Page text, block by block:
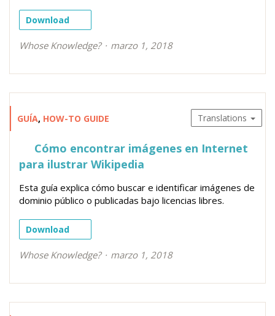
Download
Whose Knowledge? marzo 1, 2018
GUÍA, HOW-TO GUIDE Translations
Cómo encontrar imágenes en Internet
para ilustrar Wikipedia
Esta guía explica cómo buscar e identificar imágenes de
dominio público o publicadas bajo licencias libres.
Download
Whose Knowledge? marzo 1, 2018